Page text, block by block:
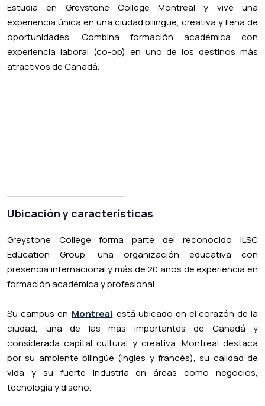
Estudia en Greystone College Montreal y vive una
experiencia única en una ciudad bilingüe, creativa y llena de
oportunidades. Combina formación académica con
experiencia laboral (co-op) en uno de los destinos más
atractivos de Canadá.
Ubicación y características
Greystone College forma parte del reconocido ILSC
Education Group, una organización educativa con
presencia internacional y más de 20 años de experiencia en
formación académica y profesional.
Su campus en Montreal está ubicado en el corazón de la
ciudad, una de las más importantes de Canadá y
considerada capital cultural y creativa. Montreal destaca
por su ambiente bilingüe (inglés y francés), su calidad de
vida y su fuerte industria en áreas como negocios,
tecnología y diseño.